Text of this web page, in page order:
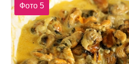
Фото 5